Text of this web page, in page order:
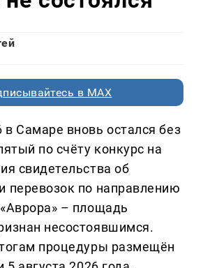
в MAX
Самаре вновь остался без
по счёту конкурс на
свидетельства об
перевозок по направлению
– площадь
несостоявшимся.
процедуры размещён